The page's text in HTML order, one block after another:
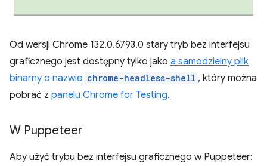
Od wersji Chrome 132.0.6793.0 stary tryb bez interfejsu
graficznego jest dostępny tylko jako a samodzielny plik
binarny o nazwie chrome-headless-shell , który można
pobrać z panelu Chrome for Testing.
W Puppeteer
Aby użyć trybu bez interfejsu graficznego w Puppeteer: